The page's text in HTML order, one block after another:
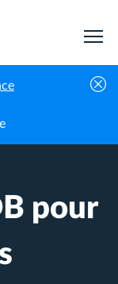
la Traçabilité des
pour